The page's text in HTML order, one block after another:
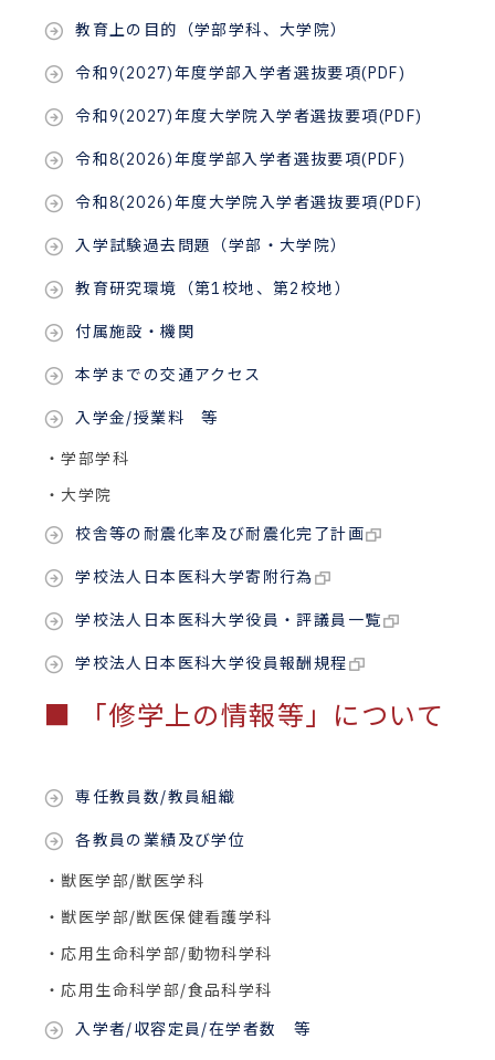
教育上の目的（学部学科、大学院）
令和9(2027)年度学部入学者選抜要項(PDF)
令和9(2027)年度大学院入学者選抜要項(PDF)
令和8(2026)年度学部入学者選抜要項(PDF)
令和8(2026)年度大学院入学者選抜要項(PDF)
入学試験過去問題（学部・大学院）
教育研究環境（第1校地、第2校地）
付属施設・機関
本学までの交通アクセス
入学金/授業料 等
・学部学科
・大学院
校舎等の耐震化率及び耐震化完了計画
学校法人日本医科大学寄附行為
学校法人日本医科大学役員・評議員一覧
学校法人日本医科大学役員報酬規程
■ 「修学上の情報等」について
専任教員数/教員組織
各教員の業績及び学位
・獣医学部/獣医学科
・獣医学部/獣医保健看護学科
・応用生命科学部/動物科学科
・応用生命科学部/食品科学科
入学者/収容定員/在学者数 等